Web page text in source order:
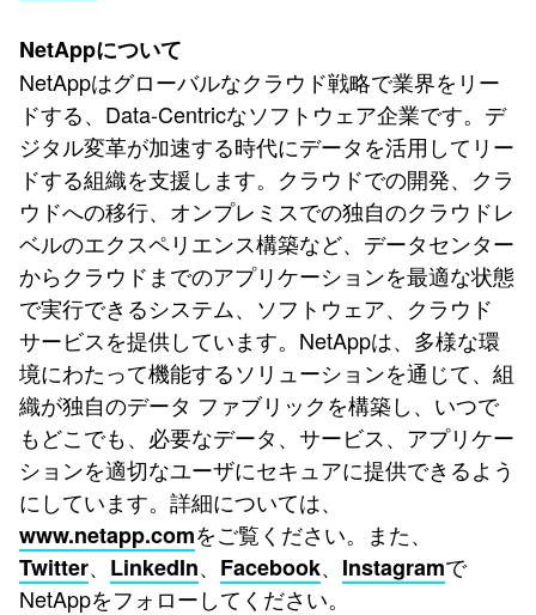
NetAppについて
NetAppはグローバルなクラウド戦略で業界をリー
ドする、Data-Centricなソフトウェア企業です。デ
ジタル変革が加速する時代にデータを活用してリー
ドする組織を支援します。クラウドでの開発、クラ
ウドへの移行、オンプレミスでの独自のクラウドレ
ベルのエクスペリエンス構築など、データセンター
からクラウドまでのアプリケーションを最適な状態
で実行できるシステム、ソフトウェア、クラウド
サービスを提供しています。NetAppは、多様な環
境にわたって機能するソリューションを通じて、組
織が独自のデータ ファブリックを構築し、いつで
もどこでも、必要なデータ、サービス、アプリケー
ションを適切なユーザにセキュアに提供できるよう
にしています。詳細については、
www.netapp.comをご覧ください。また、
Twitter、 LinkedIn、 Facebook、 Instagramで
NetAppをフォローしてください。